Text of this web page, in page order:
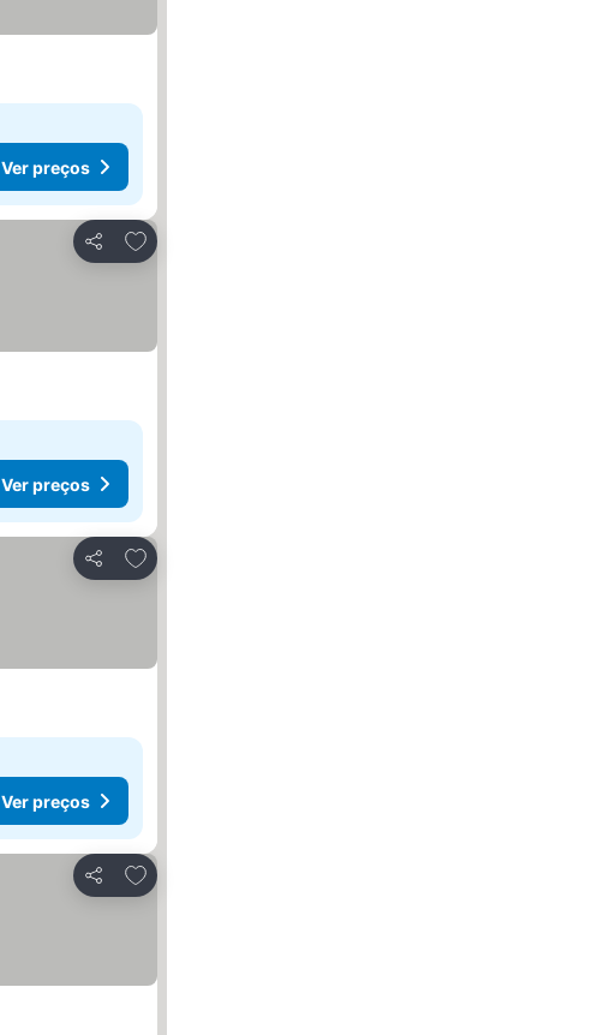
Ver preços
Partilhar
Adicionar aos favoritos
Ver preços
Partilhar
Adicionar aos favoritos
Ver preços
Partilhar
Adicionar aos favoritos